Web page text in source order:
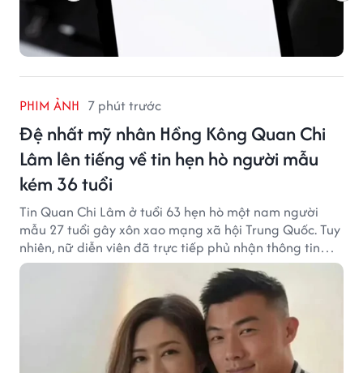
PHIM ẢNH 7 phút trước
Đệ nhất mỹ nhân Hồng Kông Quan Chi
Lâm lên tiếng về tin hẹn hò người mẫu
kém 36 tuổi
Tin Quan Chi Lâm ở tuổi 63 hẹn hò một nam người
mẫu 27 tuổi gây xôn xao mạng xã hội Trung Quốc. Tuy
nhiên, nữ diễn viên đã trực tiếp phủ nhận thông tin
này.